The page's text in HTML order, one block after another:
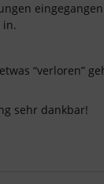
in.
“verloren”
sehr dankbar!